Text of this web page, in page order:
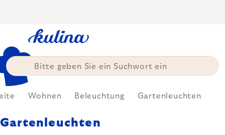
Wohnen Beleuchtung Gartenleuchten
Gartenleuchten